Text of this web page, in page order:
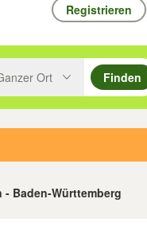
Registrieren
oben/unten
drücken um zu
Ort
Finden
Baden-Württemberg